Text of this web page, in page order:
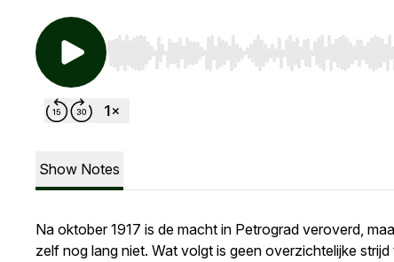
Use Left/Right to seek, Home/End to jump
Show Notes
Na oktober 1917 is de macht in Petrograd veroverd,
zelf nog lang niet. Wat volgt is geen overzichtelijke